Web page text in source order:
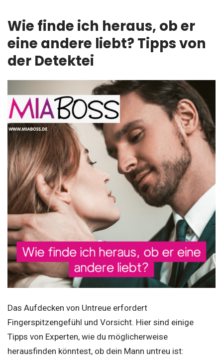
Wie finde ich heraus, ob er
eine andere liebt? Tipps von
der Detektei
Das Aufdecken von Untreue erfordert
Fingerspitzengefühl und Vorsicht. Hier sind einige
Tipps von Experten, wie du möglicherweise
herausfinden könntest, ob dein Mann untreu ist: